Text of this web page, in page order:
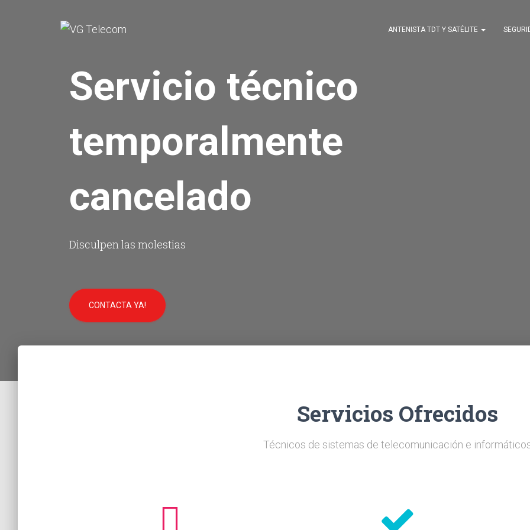
ANTENISTA TDT Y SATÉLITE
Servicio técnico
temporalmente
cancelado
Disculpen las molestias
CONTACTA YA!
Servicios Ofrecidos
Técnicos de sistemas de telecomunicación e